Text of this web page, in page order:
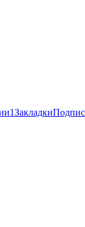
1Закладки